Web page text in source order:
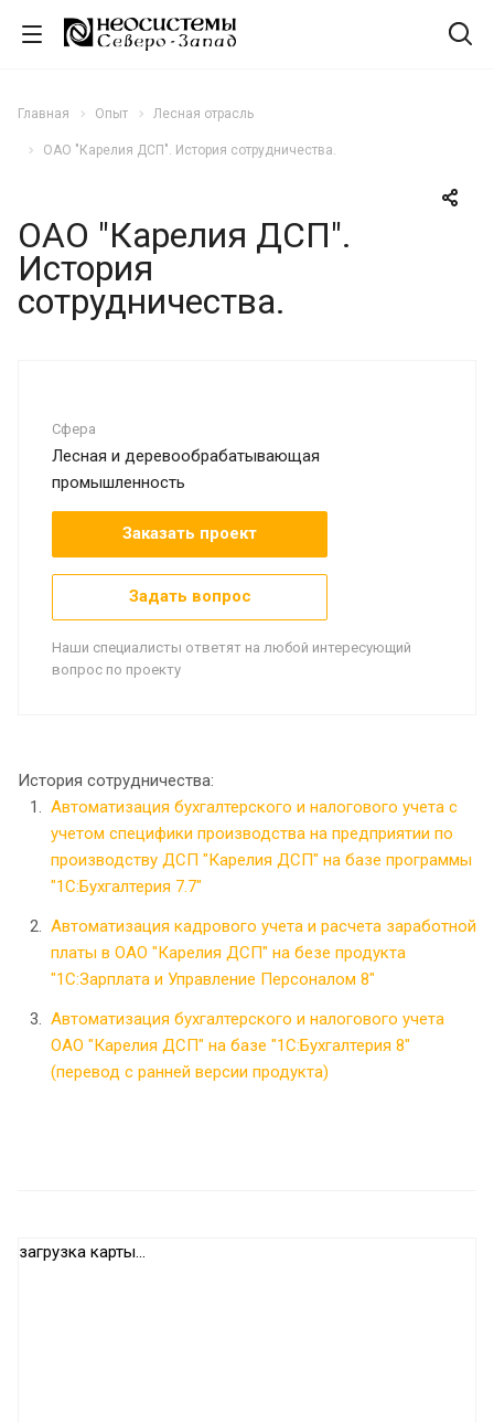
Главная Опыт Лесная отрасль
ОАО "Карелия ДСП". История сотрудничества.
ОАО "Карелия ДСП".
История
сотрудничества.
Сфера
Лесная и деревообрабатывающая
промышленность
Заказать проект
Задать вопрос
Наши специалисты ответят на любой интересующий
вопрос по проекту
История сотрудничества:
Автоматизация бухгалтерского и налогового учета с
учетом специфики производства на предприятии по
производству ДСП "Карелия ДСП" на базе программы
"1С:Бухгалтерия 7.7"
Автоматизация кадрового учета и расчета заработной
платы в ОАО "Карелия ДСП" на безе продукта
"1С:Зарплата и Управление Персоналом 8"
Автоматизация бухгалтерского и налогового учета
ОАО "Карелия ДСП" на базе "1С:Бухгалтерия 8"
(перевод с ранней версии продукта)
загрузка карты...